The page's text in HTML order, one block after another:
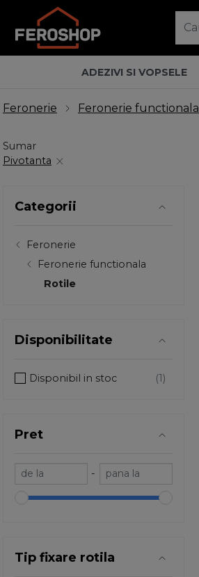
ADEZIVI SI VOPSELE
Feronerie Feronerie functionala
Sumar
Pivotanta
Categorii
Feronerie
Feronerie functionala
Rotile
Disponibilitate
Disponibil in stoc
Pret
-
Tip fixare rotila